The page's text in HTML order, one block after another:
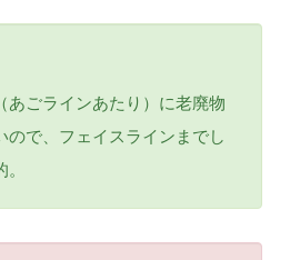
あごラインあたり）に老廃物
ので、フェイスラインまでし